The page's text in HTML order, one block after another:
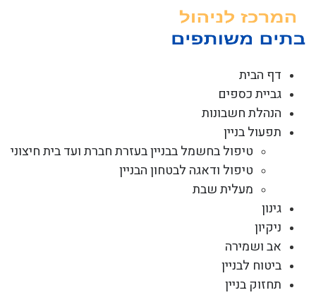
דף הבית
גביית כספים
הנהלת חשבונות
תפעול בניין
טיפול בחשמל בבניין בעזרת חברת ועד בית חיצוני
טיפול ודאגה לבטחון הבניין
מעלית שבת
גינון
ניקיון
אב ושמירה
ביטוח לבניין
תחזוק בניין